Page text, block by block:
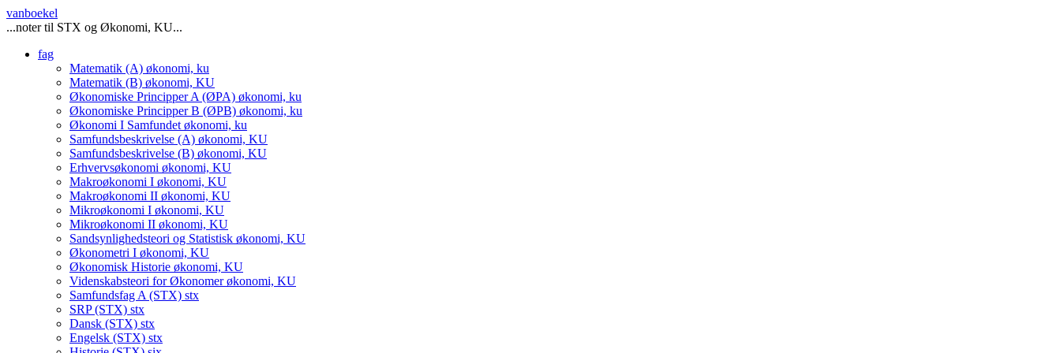
vanboekel
...noter til STX og Økonomi, KU...
fag
Matematik (A) økonomi, ku
Matematik (B) økonomi, KU
Økonomiske Principper A (ØPA) økonomi, ku
Økonomiske Principper B (ØPB) økonomi, ku
Økonomi I Samfundet økonomi, ku
Samfundsbeskrivelse (A) økonomi, KU
Samfundsbeskrivelse (B) økonomi, KU
Erhvervsøkonomi økonomi, KU
Makroøkonomi I økonomi, KU
Makroøkonomi II økonomi, KU
Mikroøkonomi I økonomi, KU
Mikroøkonomi II økonomi, KU
Sandsynlighedsteori og Statistisk økonomi, KU
Økonometri I økonomi, KU
Økonomisk Historie økonomi, KU
Videnskabsteori for Økonomerøkonomi, KU
Samfundsfag A (STX) stx
SRP (STX) stx
Dansk (STX) stx
Engelsk (STX) stx